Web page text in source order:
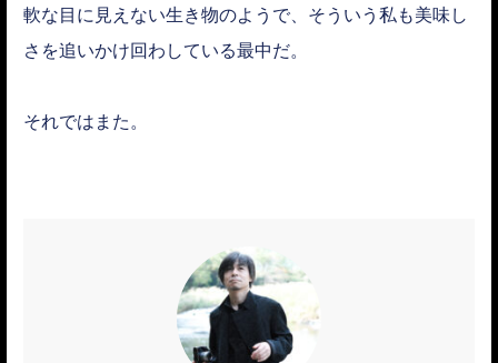
軟な目に見えない生き物のようで、そういう私も美味し
さを追いかけ回わしている最中だ。
それではまた。